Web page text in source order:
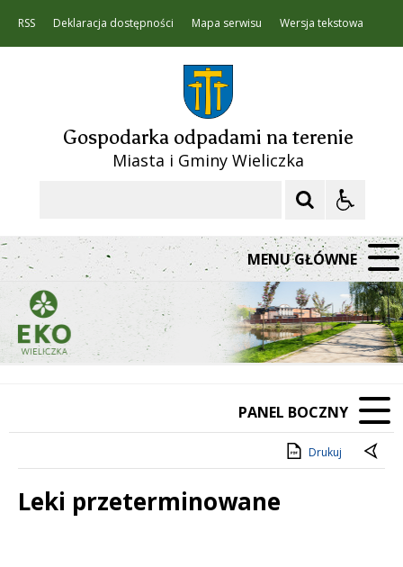
RSS Deklaracja dostępności Mapa serwisu Wersja tekstowa
Gospodarka odpadami na terenie
Miasta i Gminy Wieliczka
MENU GŁÓWNE
PANEL BOCZNY
Drukuj
Leki przeterminowane